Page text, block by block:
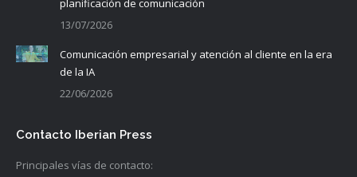
planificación de comunicación
13/07/2026
Comunicación empresarial y atención al cliente en la era
de la IA
22/06/2026
Contacto Iberian Press
Principales vías de contacto: